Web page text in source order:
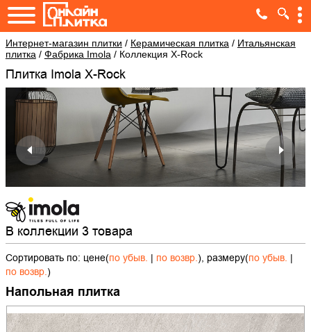
Интернет-магазин плитки / Керамическая плитка / Итальянская
плитка / Фабрика Imola / Коллекция X-Rock
Плитка Imola X-Rock
В коллекции 3 товара
Сортировать по: цене(по убыв. | по возвр.), размеру(по убыв. |
по возвр.)
Напольная плитка